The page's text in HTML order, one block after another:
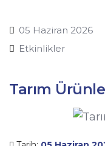
05 Haziran 2026
Etkinlikler
Tarım